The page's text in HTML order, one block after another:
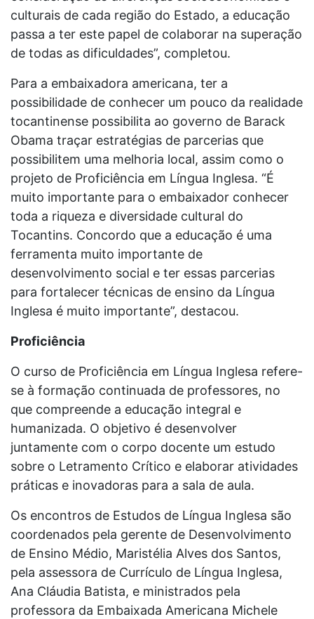
culturais de cada região do Estado, a educação
passa a ter este papel de colaborar na superação
de todas as dificuldades”, completou.
Para a embaixadora americana, ter a
possibilidade de conhecer um pouco da realidade
tocantinense possibilita ao governo de Barack
Obama traçar estratégias de parcerias que
possibilitem uma melhoria local, assim como o
projeto de Proficiência em Língua Inglesa. “É
muito importante para o embaixador conhecer
toda a riqueza e diversidade cultural do
Tocantins. Concordo que a educação é uma
ferramenta muito importante de
desenvolvimento social e ter essas parcerias
para fortalecer técnicas de ensino da Língua
Inglesa é muito importante”, destacou.
Proficiência
O curso de Proficiência em Língua Inglesa refere-
se à formação continuada de professores, no
que compreende a educação integral e
humanizada. O objetivo é desenvolver
juntamente com o corpo docente um estudo
sobre o Letramento Crítico e elaborar atividades
práticas e inovadoras para a sala de aula.
Os encontros de Estudos de Língua Inglesa são
coordenados pela gerente de Desenvolvimento
de Ensino Médio, Maristélia Alves dos Santos,
pela assessora de Currículo de Língua Inglesa,
Ana Cláudia Batista, e ministrados pela
professora da Embaixada Americana Michele